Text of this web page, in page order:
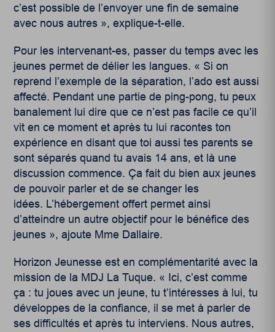
c’est possible de l’envoyer une fin de semaine
avec nous autres », explique-t-elle.
Pour les intervenant-es, passer du temps avec les
jeunes permet de délier les langues. « Si on
reprend l’exemple de la séparation, l’ado est aussi
affecté. Pendant une partie de ping-pong, tu peux
banalement lui dire que ce n’est pas facile ce qu’il
vit en ce moment et après tu lui racontes ton
expérience en disant que toi aussi tes parents se
sont séparés quand tu avais 14 ans, et là une
discussion commence. Ça fait du bien aux jeunes
de pouvoir parler et de se changer les
idées. L’hébergement offert permet ainsi
d’atteindre un autre objectif pour le bénéfice des
jeunes », ajoute M me Dallaire.
Horizon Jeunesse est en complémentarité avec la
mission de la MDJ La Tuque. « Ici, c’est comme
ça : tu joues avec un jeune, tu t’intéresses à lui, tu
développes de la confiance, il se met à parler de
ses difficultés et après tu interviens. Nous autres,